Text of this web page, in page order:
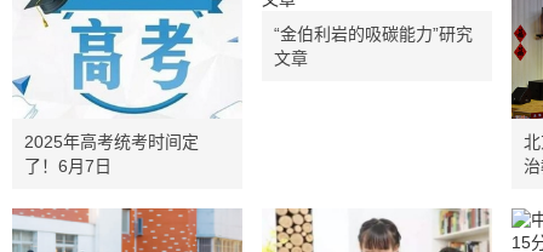
2025年高考统考时间定
了！6月7日
“金伯利岩的吸碳能力”研究
文章